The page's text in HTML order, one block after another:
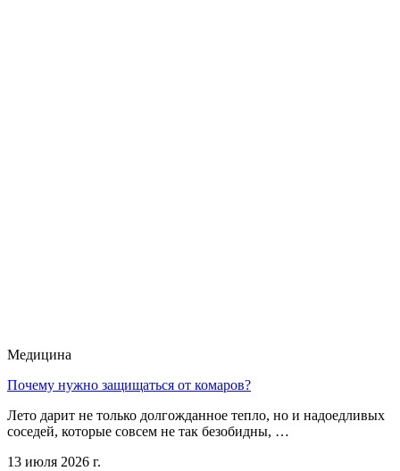
Медицина
Почему нужно защищаться от комаров?
Лето дарит не только долгожданное тепло, но и надоедливых
соседей, которые совсем не так безобидны, …
13 июля 2026 г.